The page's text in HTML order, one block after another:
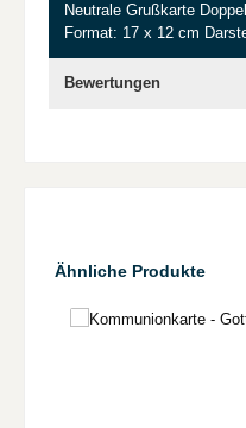
Neutrale Grußkarte
Format: 17 x 12 cm
Bewertungen
Produktgalerie überspringen
Ähnliche Produkte